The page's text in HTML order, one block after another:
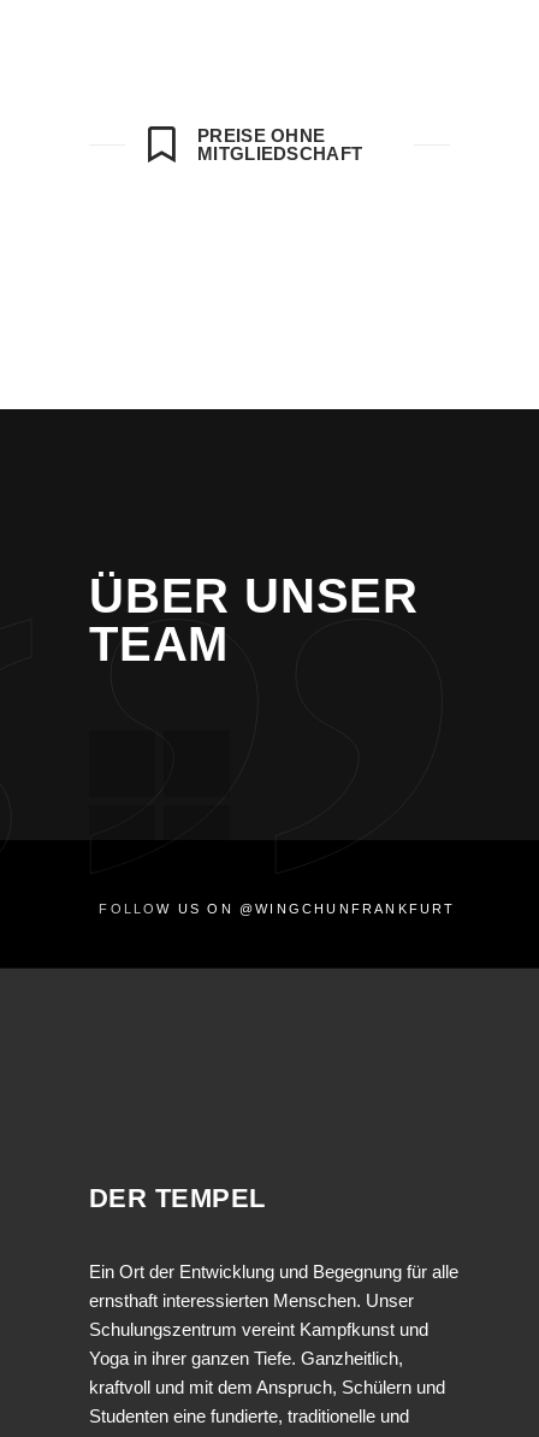
PREISE OHNE
MITGLIEDSCHAFT
ÜBER UNSER
TEAM
FOLLOW US ON @WINGCHUNFRANKFURT
DER TEMPEL
Ein Ort der Entwicklung und Begegnung für alle
ernsthaft interessierten Menschen. Unser
Schulungszentrum vereint Kampfkunst und
Yoga in ihrer ganzen Tiefe. Ganzheitlich,
kraftvoll und mit dem Anspruch, Schülern und
Studenten eine fundierte, traditionelle und